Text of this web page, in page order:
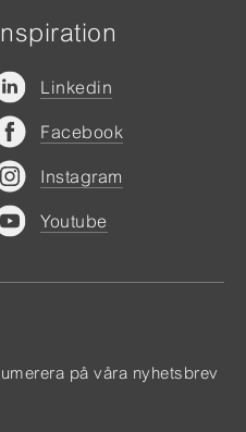
på våra nyhetsbrev
Linkedin
Facebook
Instagram
Youtube